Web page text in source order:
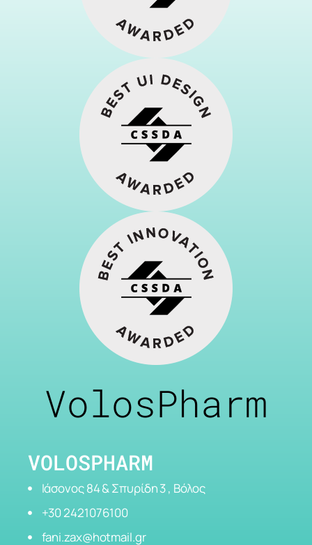
VolosPharm
VOLOSPHARM
Ιάσονος 84 & Σπυρίδη 3 , Βόλος
+30 2421076100
fani.zax@hotmail.gr